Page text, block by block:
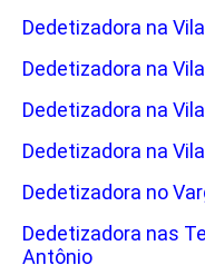
Dedetizadora na
Dedetizadora na
Dedetizadora na
Dedetizadora na
Dedetizadora no
Dedetizadora nas
Antônio